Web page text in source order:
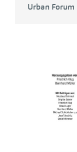
Urban